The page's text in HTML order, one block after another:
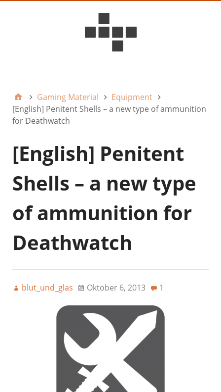
Gaming Material
Equipment
[English] Penitent Shells – a new type of ammunition
for Deathwatch
[English] Penitent
Shells – a new type
of ammunition for
Deathwatch
blut_und_glas Oktober 6, 2013 1